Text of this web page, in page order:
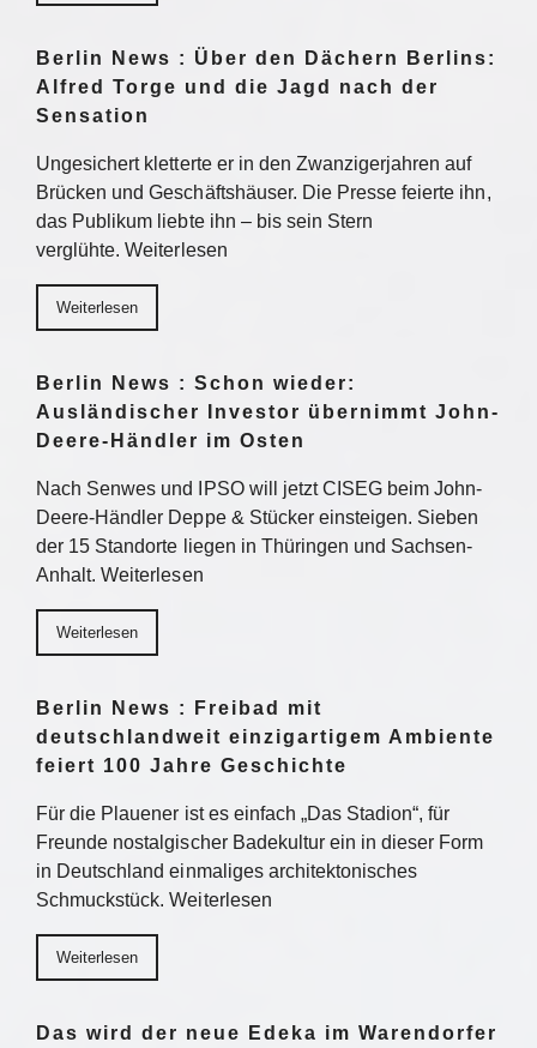
Berlin News : Über den Dächern Berlins:
Alfred Torge und die Jagd nach der
Sensation
Ungesichert kletterte er in den Zwanzigerjahren auf
Brücken und Geschäftshäuser. Die Presse feierte ihn,
das Publikum liebte ihn – bis sein Stern
verglühte. Weiterlesen
Weiterlesen
Berlin News : Schon wieder:
Ausländischer Investor übernimmt John-
Deere-Händler im Osten
Nach Senwes und IPSO will jetzt CISEG beim John-
Deere-Händler Deppe & Stücker einsteigen. Sieben
der 15 Standorte liegen in Thüringen und Sachsen-
Anhalt. Weiterlesen
Weiterlesen
Berlin News : Freibad mit
deutschlandweit einzigartigem Ambiente
feiert 100 Jahre Geschichte
Für die Plauener ist es einfach „Das Stadion“, für
Freunde nostalgischer Badekultur ein in dieser Form
in Deutschland einmaliges architektonisches
Schmuckstück. Weiterlesen
Weiterlesen
Das wird der neue Edeka im Warendorfer